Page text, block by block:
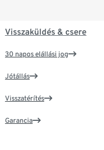
Visszaküldés & csere
30 napos elállási jog
Jótállás
Visszatérítés
Garancia